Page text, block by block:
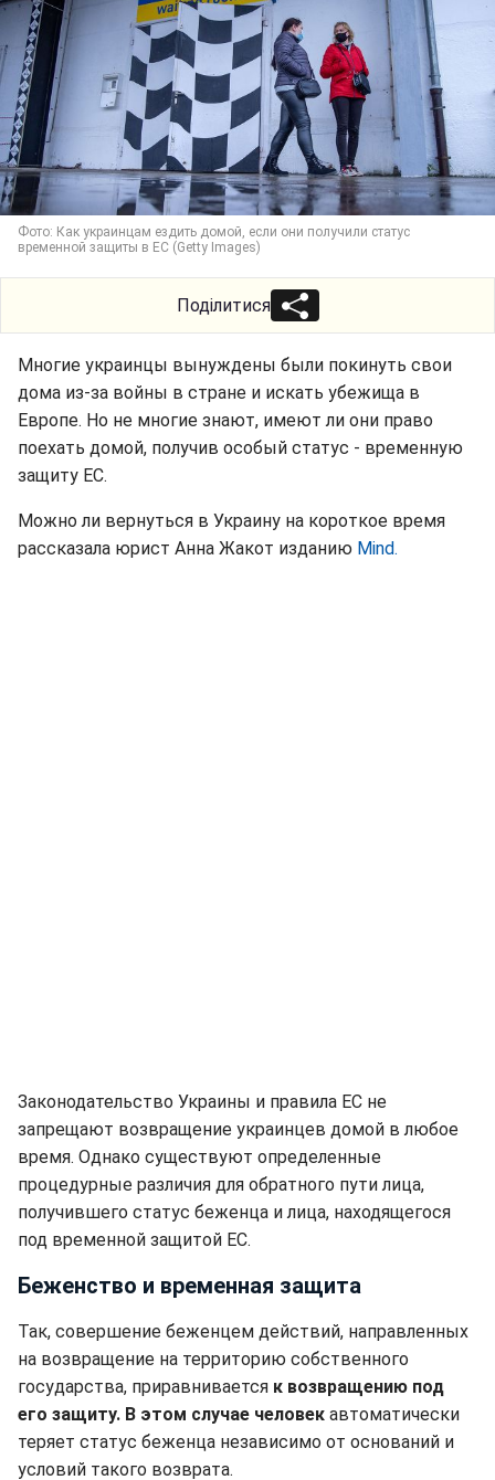
Фото: Как украинцам ездить домой, если они получили статус
временной защиты в ЕС (Getty Images)
Поділитися
Многие украинцы вынуждены были покинуть свои
дома из-за войны в стране и искать убежища в
Европе. Но не многие знают, имеют ли они право
поехать домой, получив особый статус - временную
защиту ЕС.
Можно ли вернуться в Украину на короткое время
рассказала юрист Анна Жакот изданию Mind.
Законодательство Украины и правила ЕС не
запрещают возвращение украинцев домой в любое
время. Однако существуют определенные
процедурные различия для обратного пути лица,
получившего статус беженца и лица, находящегося
под временной защитой ЕС.
Беженство и временная защита
Так, совершение беженцем действий, направленных
на возвращение на территорию собственного
государства, приравнивается к возвращению под
его защиту. В этом случае человек автоматически
теряет статус беженца независимо от оснований и
условий такого возврата.